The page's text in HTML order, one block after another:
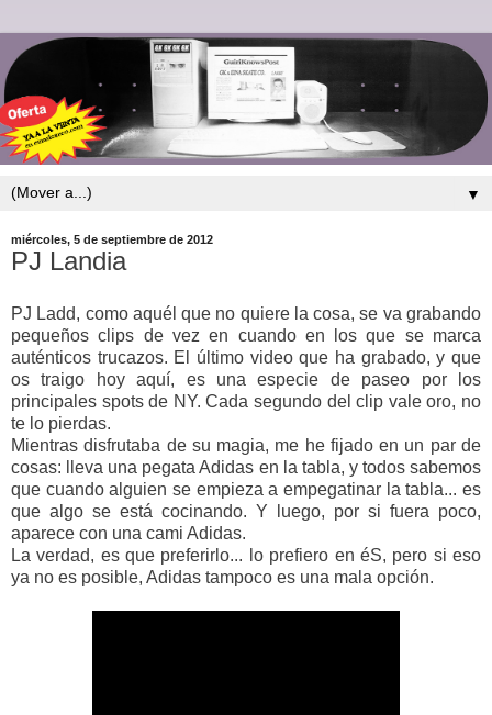
▼
miércoles, 5 de septiembre de 2012
PJ Landia
PJ Ladd, como aquél que no quiere la cosa, se va grabando
pequeños clips de vez en cuando en los que se marca
auténticos trucazos. El último video que ha grabado, y que
os traigo hoy aquí, es una especie de paseo por los
principales spots de NY. Cada segundo del clip vale oro, no
te lo pierdas.
Mientras disfrutaba de su magia, me he fijado en un par de
cosas: lleva una pegata Adidas en la tabla, y todos sabemos
que cuando alguien se empieza a empegatinar la tabla... es
que algo se está cocinando. Y luego, por si fuera poco,
aparece con una cami Adidas.
La verdad, es que preferirlo... lo prefiero en éS, pero si eso
ya no es posible, Adidas tampoco es una mala opción.